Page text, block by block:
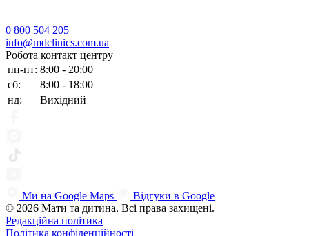
0 800 504 205
info@mdclinics.com.ua
Робота контакт центру
пн-пт: 8:00 - 20:00
сб:
8:00 - 18:00
нд:
Вихідний
Ми на Google Maps
Відгуки в Google
© 2026 Мати та дитина. Всі права захищені.
Редакційна політика
Політика конфіденційності